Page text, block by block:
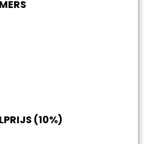
(10%)